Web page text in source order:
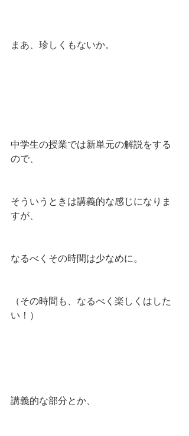
まあ、珍しくもないか。
中学生の授業では新単元の解説をする
ので、
そういうときは講義的な感じになりま
すが、
なるべくその時間は少なめに。
（その時間も、なるべく楽しくはした
い！）
講義的な部分とか、